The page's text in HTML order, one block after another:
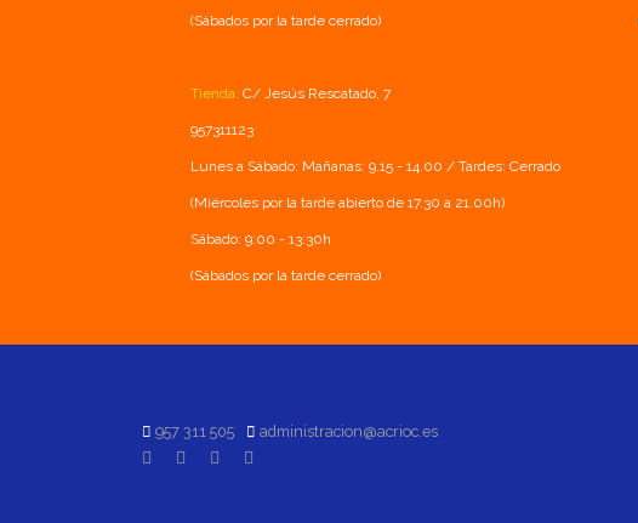
(Sábados por la tarde cerrado)
Tienda: C/ Jesús Rescatado, 7
957311123
Lunes a Sábado: Mañanas: 9.15 - 14.00 / Tardes: Cerrado
(Miércoles por la tarde abierto de 17.30 a 21.00h)
Sábado: 9:00 - 13:30h
(Sábados por la tarde cerrado)
957 311 505 administracion@acrioc.es